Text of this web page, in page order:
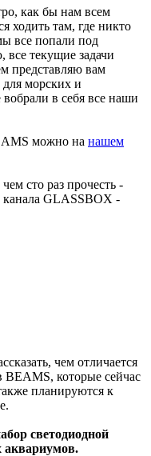
как бы нам всем
ходить там, где никто
все попали под
все текущие задачи
представляю вам
морских и
в себя все наши
можно на нашем
сто раз прочесть -
канала GLASSBOX -
чем отличается
BEAMS, которые сейчас
планируются к
светодиодной
аквариумов.